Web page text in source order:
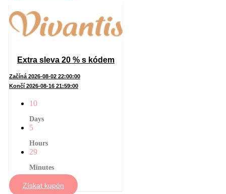
Extra sleva 20 % s kódem
Začíná 2026-08-02 22:00:00
Končí 2026-08-16 21:59:00
10
Days
5
Hours
29
Minutes
Získat kupón